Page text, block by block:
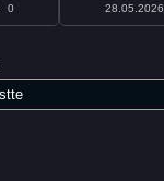
0 28.05.2026